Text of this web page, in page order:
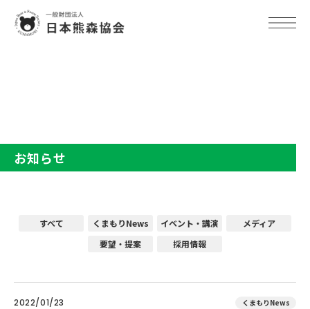
お知らせ
すべて くまもりNews イベント・講演
メディア
要望・提案
採用情報
2022/01/23 くまもりNews